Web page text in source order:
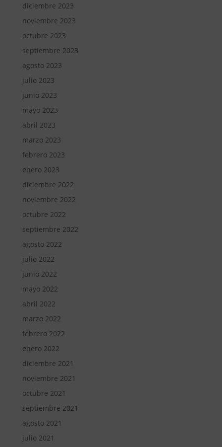
diciembre 2023
noviembre 2023
octubre 2023
septiembre 2023
agosto 2023
julio 2023
junio 2023
mayo 2023
abril 2023
marzo 2023
febrero 2023
enero 2023
diciembre 2022
noviembre 2022
octubre 2022
septiembre 2022
agosto 2022
julio 2022
junio 2022
mayo 2022
abril 2022
marzo 2022
febrero 2022
enero 2022
diciembre 2021
noviembre 2021
octubre 2021
septiembre 2021
agosto 2021
julio 2021